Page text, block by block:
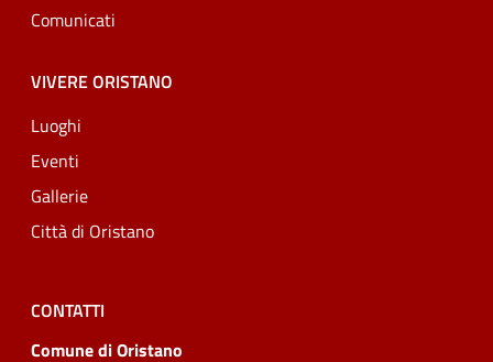
Comunicati
VIVERE ORISTANO
Luoghi
Eventi
Gallerie
Città di Oristano
CONTATTI
Comune di Oristano